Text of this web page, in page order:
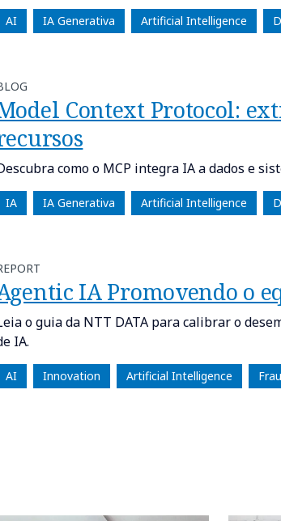
AI IA Generativa Artificial Intelligence
Context Protocol:
como o MCP integra IA a dados e
IA IA Generativa Artificial Intelligence
IA Promovendo o
o guia da NTT DATA para calibrar o
IA.
AI Innovation Artificial Intelligence